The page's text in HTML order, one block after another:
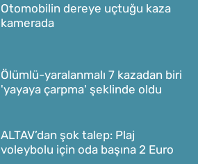
Otomobilin dereye uçtuğu kaza
kamerada
Ölümlü-yaralanmalı 7 kazadan biri
'yayaya çarpma' şeklinde oldu
ALTAV’dan şok talep: Plaj
voleybolu için oda başına 2 Euro